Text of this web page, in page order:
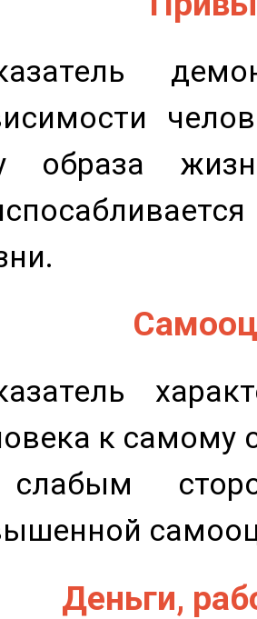
образа
к самому
Деньги,